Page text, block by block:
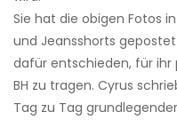
Sie hat die obigen Fotos
und Jeansshorts
dafür entschieden, für ihr
BH zu tragen. Cyrus
Tag zu Tag